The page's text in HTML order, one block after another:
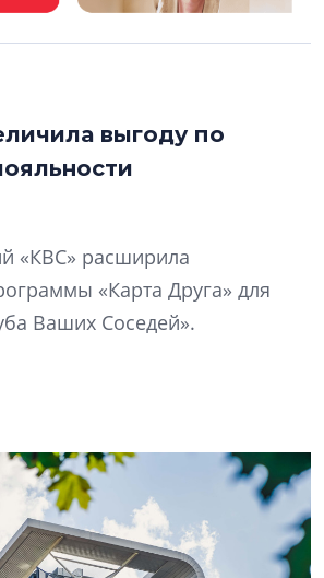
выгоду по
«КВС» расширила
«Карта Друга» для
Ваших Соседей».